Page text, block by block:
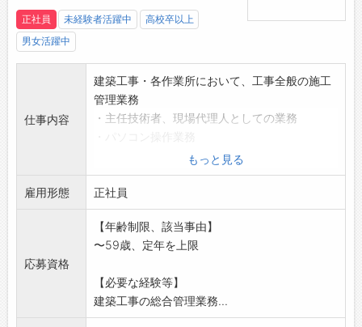
正社員 未経験者活躍中
高校卒以上
男女活躍中
仕事内容
建築工事・各作業所において、工事全般の施工
管理業務
・主任技術者、現場代理人としての業務
*現場は主に五泉市内および近郊となります。
*使用する車両はマイカー借上げとなります。
変更範囲:変更なし
もっと見る
雇用形態 正社員
応募資格
【年齢制限、該当事由】
〜59歳、定年を上限
【必要な経験等】
建築工事の総合管理業務...